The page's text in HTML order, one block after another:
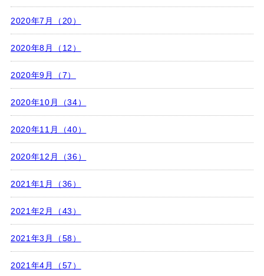
2020年7月（20）
2020年8月（12）
2020年9月（7）
2020年10月（34）
2020年11月（40）
2020年12月（36）
2021年1月（36）
2021年2月（43）
2021年3月（58）
2021年4月（57）